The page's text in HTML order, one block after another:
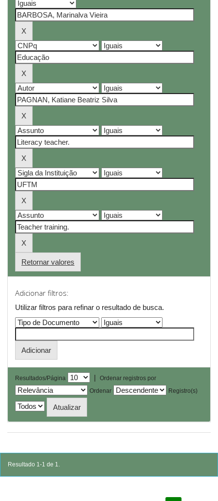
Retornar valores
Adicionar filtros:
Utilizar filtros para refinar o resultado de busca.
Resultados/Página |
Ordenar registros por
Ordenar
Registro(s)
Resultado 1-1 de 1.